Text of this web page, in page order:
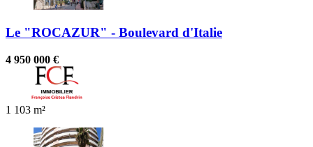
Le "ROCAZUR" - Boulevard d'Italie
4 950 000 €
1 103 m²